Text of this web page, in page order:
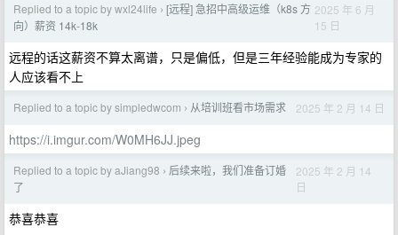
Replied to a topic by wxl24life › [远程] 急招中高级运维（k8s 方
向）薪资 14k-18k
2025 年 6 月
15 日
远程的话这薪资不算太离谱，只是偏低，但是三年经验能成为专家的
人应该看不上
Replied to a topic by simpledwcom › 从培训班看市场需求 2025 年 2 月 14 日
https://i.imgur.com/W0MH6JJ.jpeg
Replied to a topic by aJiang98 › 后续来啦，我们准备订婚
了
2025 年 2 月 14
日
恭喜恭喜